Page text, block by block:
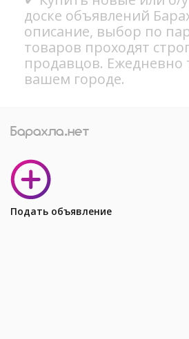
доске объявлений
описание, выбор по
товаров проходят
продавцов.
вашем городе.
Подать объявление